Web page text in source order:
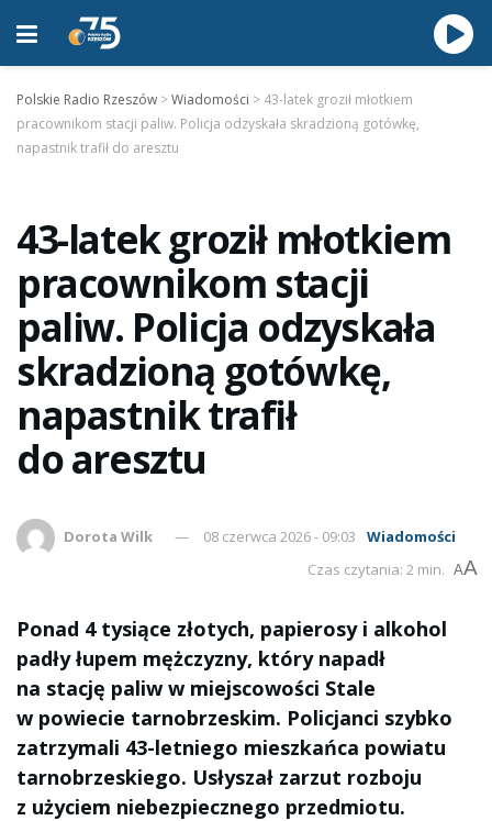
Polskie Radio Rzeszów >Wiadomości > 43-latek groził młotkiem
pracownikom stacji paliw. Policja odzyskała skradzioną gotówkę,
napastnik trafił do aresztu
43-latek groził młotkiem
pracownikom stacji
paliw. Policja odzyskała
skradzioną gotówkę,
napastnik trafił
do aresztu
Dorota Wilk 08 czerwca 2026 - 09:03
Wiadomości
Czas czytania: 2 min. AA
Ponad 4 tysiące złotych, papierosy i alkohol
padły łupem mężczyzny, który napadł
na stację paliw w miejscowości Stale
w powiecie tarnobrzeskim. Policjanci szybko
zatrzymali 43-letniego mieszkańca powiatu
tarnobrzeskiego. Usłyszał zarzut rozboju
z użyciem niebezpiecznego przedmiotu.